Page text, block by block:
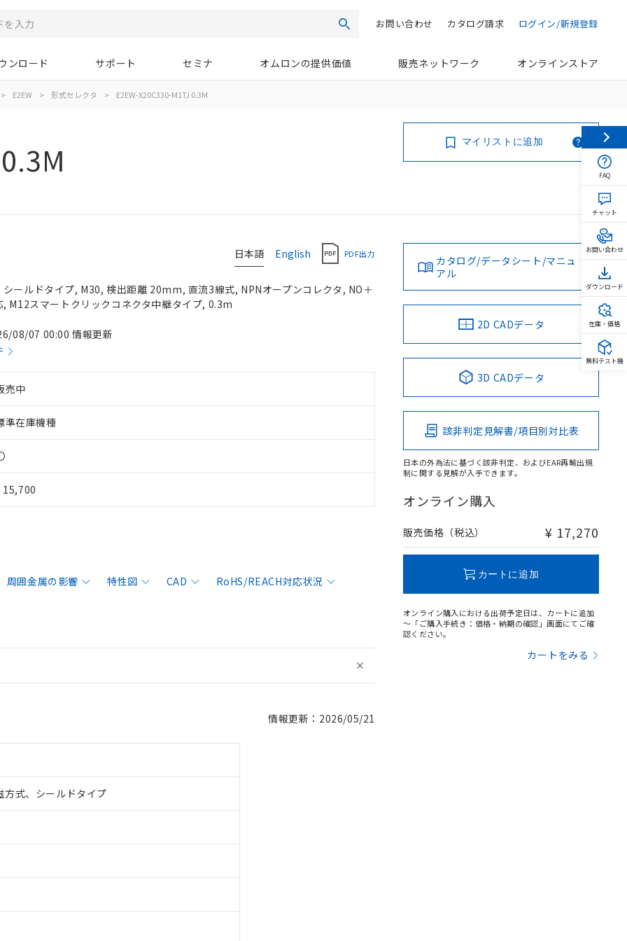
検索 ログイン/新規登録
カタログ請求
お問い合わせ
ンロード サポート セミナ オムロンの提供価値 販売ネットワーク オンラインストア
> E2EW > 形式セレクタ > E2EW-X20C330-M1TJ 0.3M
マイリストに追加
日本語 English PDF出力
ールドタイプ, M30, 検出距離 20mm, 直流3線式, NPNオープンコレクタ, NO＋
M12スマートクリックコネクタ中継タイプ, 0.3m
08/07 00:00 情報更新
売中
準在庫機種
15,700
周囲金属の影響 特性図 CAD RoHS/REACH対応状況
情報更新：2026/05/21
式、シールドタイプ
カタログ/データシート/マニュ
アル
2D CADデータ
3D CADデータ
該非判定見解書/項目別対比表
日本の外為法に基づく該非判定、およびEAR再輸出規
制に関する見解が入手できます。
オンライン購入
販売価格（税込） ¥ 17,270
カートに追加
オンライン購入における出荷予定日は、カートに追加
～「ご購入手続き：価格・納期の確認」画面にてご確
認ください。
カートをみる
FAQ
チャット
お問い合わせ
ダウンロード
在庫・価格
無料テスト機